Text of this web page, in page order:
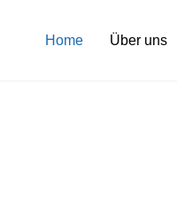
Home Über uns